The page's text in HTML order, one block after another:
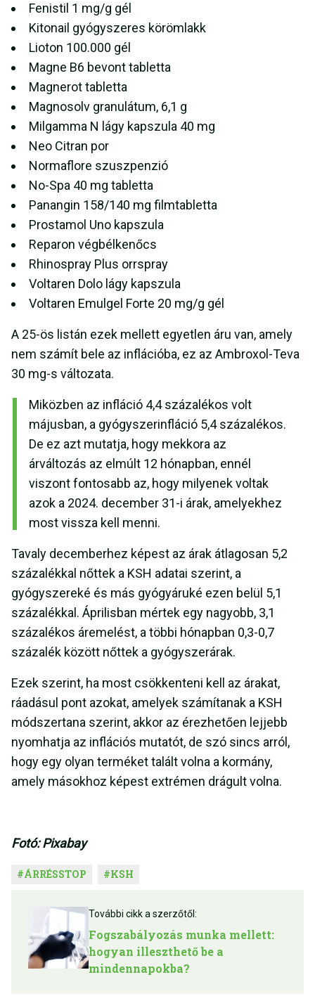
Fenistil 1 mg/g gél
Kitonail gyógyszeres körömlakk
Lioton 100.000 gél
Magne B6 bevont tabletta
Magnerot tabletta
Magnosolv granulátum, 6,1 g
Milgamma N lágy kapszula 40 mg
Neo Citran por
Normaflore szuszpenzió
No-Spa 40 mg tabletta
Panangin 158/140 mg filmtabletta
Prostamol Uno kapszula
Reparon végbélkenőcs
Rhinospray Plus orrspray
Voltaren Dolo lágy kapszula
Voltaren Emulgel Forte 20 mg/g gél
A 25-ös listán ezek mellett egyetlen áru van, amely
nem számít bele az inflációba, ez az Ambroxol-Teva
30 mg-s változata.
Miközben az infláció 4,4 százalékos volt
májusban, a gyógyszerinfláció 5,4 százalékos.
De ez azt mutatja, hogy mekkora az
árváltozás az elmúlt 12 hónapban, ennél
viszont fontosabb az, hogy milyenek voltak
azok a 2024. december 31-i árak, amelyekhez
most vissza kell menni.
Tavaly decemberhez képest az árak átlagosan 5,2
százalékkal nőttek a KSH adatai szerint, a
gyógyszereké és más gyógyáruké ezen belül 5,1
százalékkal. Áprilisban mértek egy nagyobb, 3,1
százalékos áremelést, a többi hónapban 0,3-0,7
százalék között nőttek a gyógyszerárak.
Ezek szerint, ha most csökkenteni kell az árakat,
ráadásul pont azokat, amelyek számítanak a KSH
módszertana szerint, akkor az érezhetően lejjebb
nyomhatja az inflációs mutatót, de szó sincs arról,
hogy egy olyan terméket talált volna a kormány,
amely másokhoz képest extrémen drágult volna.
Fotó: Pixabay
#ÁRRÉSSTOP #KSH
További cikk a szerzőtől:
Fogszabályozás munka mellett:
hogyan illeszthető be a
mindennapokba?